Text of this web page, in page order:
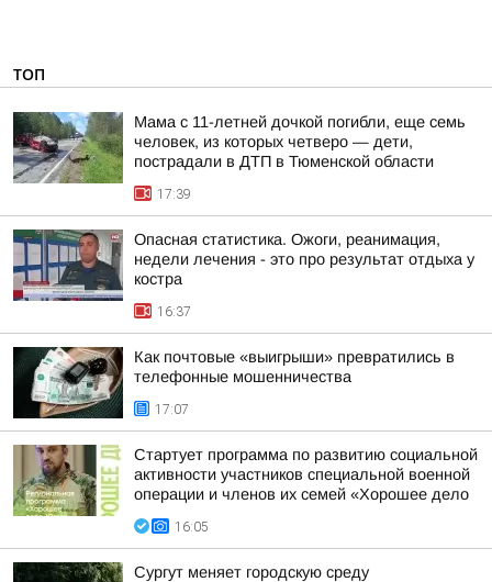
ТОП
Мама с 11-летней дочкой погибли, еще семь
человек, из которых четверо — дети,
пострадали в ДТП в Тюменской области
17:39
Опасная статистика. Ожоги, реанимация,
недели лечения - это про результат отдыха у
костра
16:37
Как почтовые «выигрыши» превратились в
телефонные мошенничества
17:07
Стартует программа по развитию социальной
активности участников специальной военной
операции и членов их семей «Хорошее дело
16:05
Сургут меняет городскую среду